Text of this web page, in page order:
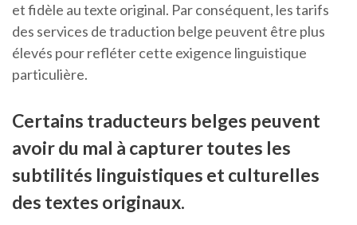
et fidèle au texte original. Par conséquent, les tarifs
des services de traduction belge peuvent être plus
élevés pour refléter cette exigence linguistique
particulière.
Certains traducteurs belges peuvent
avoir du mal à capturer toutes les
subtilités linguistiques et culturelles
des textes originaux.